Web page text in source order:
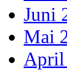
Juni
Mai
April